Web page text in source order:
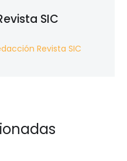
SIC
Revista SIC